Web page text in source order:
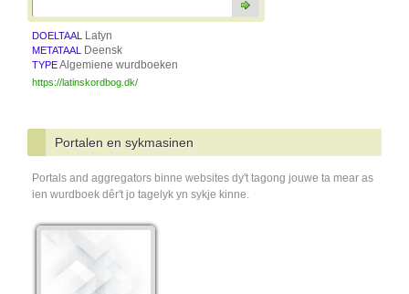
DOELTAAL Latyn
METATAAL Deensk
TYPEAlgemiene wurdboeken
https://latinskordbog.dk/
Portalen en sykmasinen
Portals and aggregators binne websites dy't tagong jouwe ta mear as
ien wurdboek dêr't jo tagelyk yn sykje kinne.